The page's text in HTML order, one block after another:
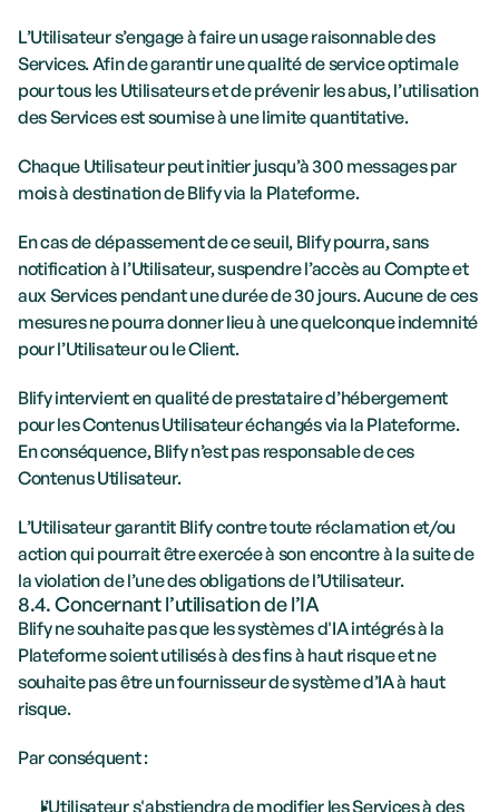
L’Utilisateur s’engage à faire un usage raisonnable des
Services. Afin de garantir une qualité de service optimale
pour tous les Utilisateurs et de prévenir les abus, l’utilisation
des Services est soumise à une limite quantitative.
Chaque Utilisateur peut initier jusqu’à 300 messages par
mois à destination de Blify via la Plateforme.
En cas de dépassement de ce seuil, Blify pourra, sans
notification à l’Utilisateur, suspendre l’accès au Compte et
aux Services pendant une durée de 30 jours. Aucune de ces
mesures ne pourra donner lieu à une quelconque indemnité
pour l’Utilisateur ou le Client.
Blify intervient en qualité de prestataire d’hébergement
pour les Contenus Utilisateur échangés via la Plateforme.
En conséquence, Blify n’est pas responsable de ces
Contenus Utilisateur.
L’Utilisateur garantit Blify contre toute réclamation et/ou
action qui pourrait être exercée à son encontre à la suite de
la violation de l’une des obligations de l’Utilisateur.
8.4. Concernant l’utilisation de l’IA
Blify ne souhaite pas que les systèmes d'IA intégrés à la
Plateforme soient utilisés à des fins à haut risque et ne
souhaite pas être un fournisseur de système d’IA à haut
risque.
Par conséquent :
l’Utilisateur s'abstiendra de modifier les Services à des